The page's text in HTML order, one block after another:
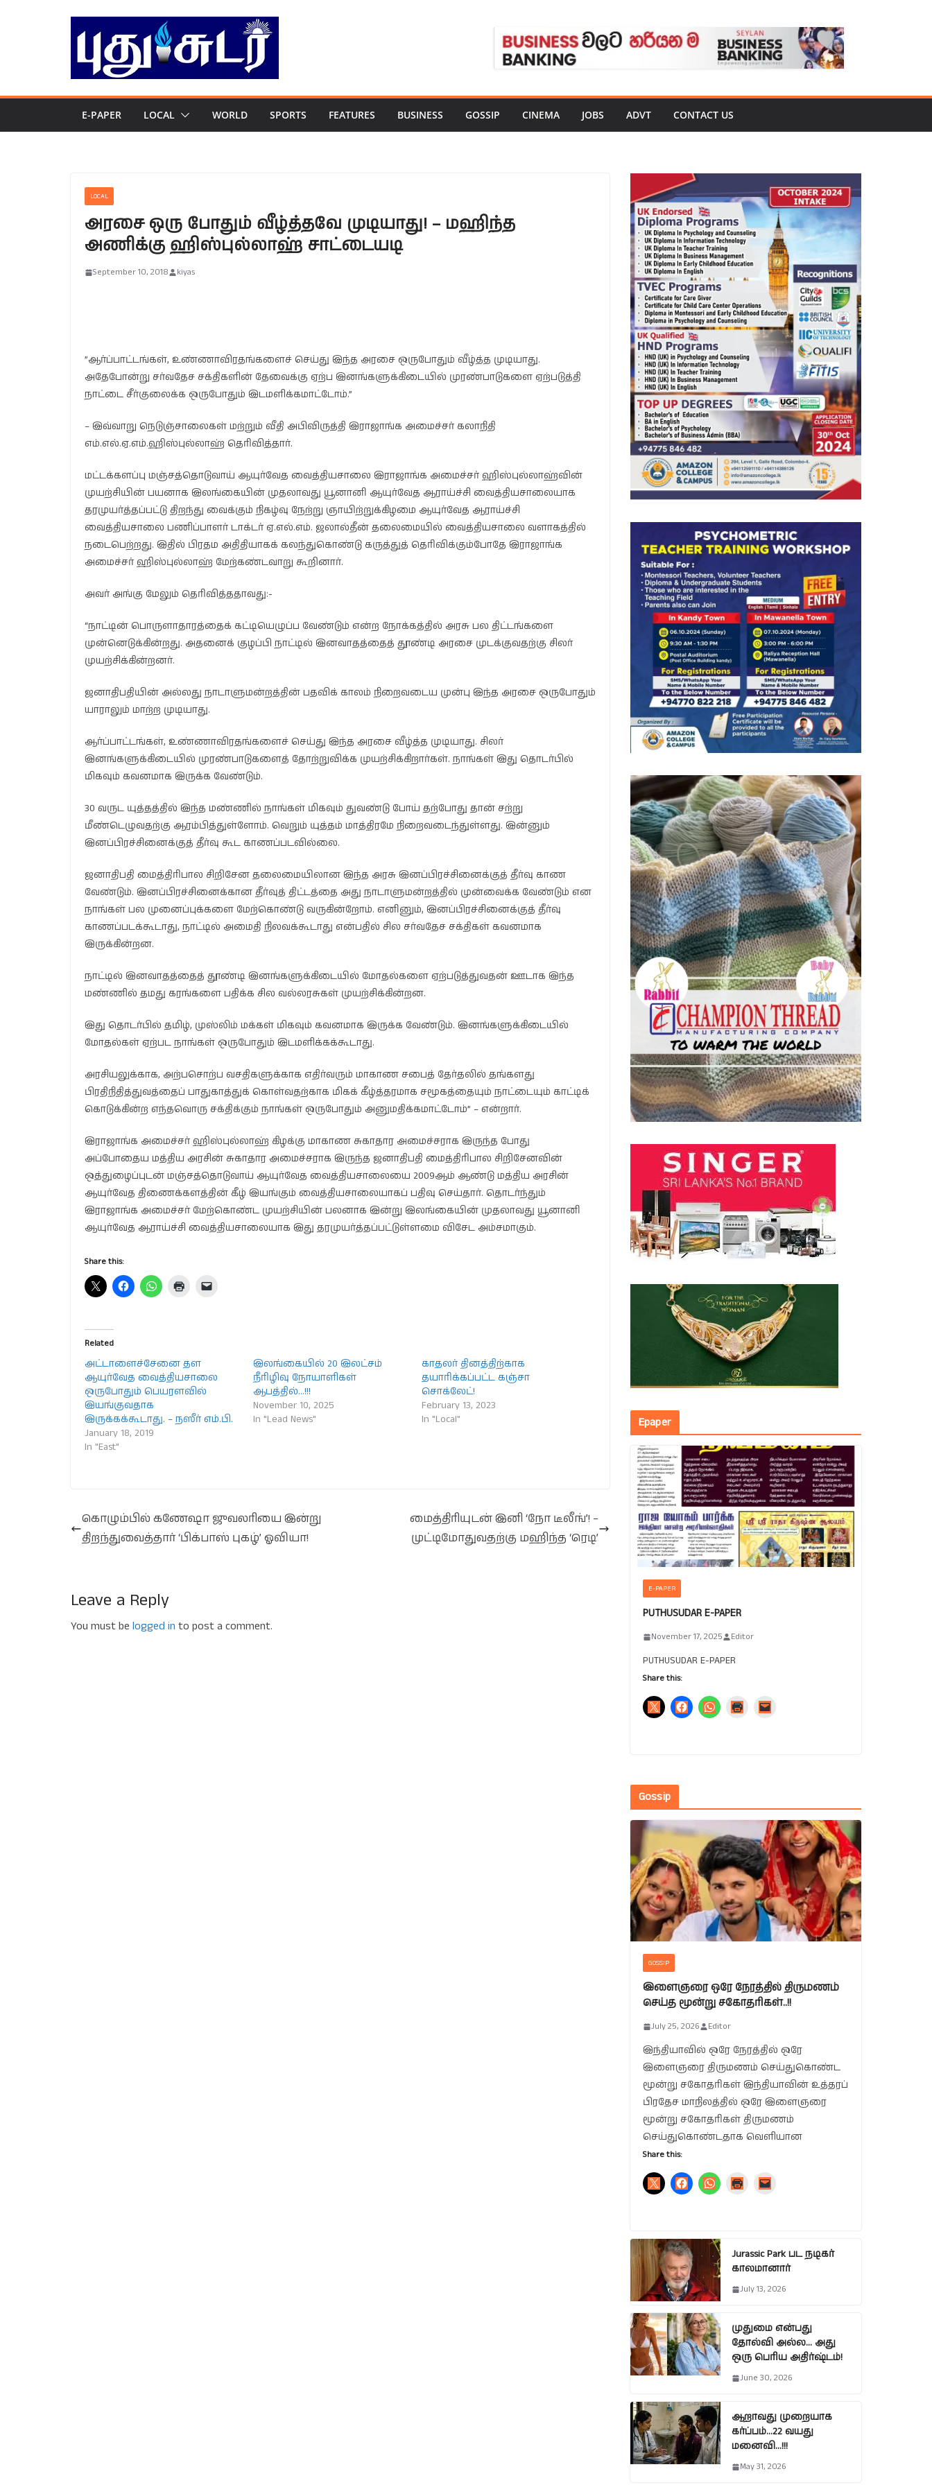
E-PAPER LOCAL WORLD SPORTS FEATURES BUSINESS GOSSIP CINEMA JOBS ADVT CONTACT US
LOCAL
அரசை ஒரு போதும் வீழ்த்தவே முடியாது! – மஹிந்த
அணிக்கு ஹிஸ்புல்லாஹ் சாட்டையடி
September 10, 2018 kiyas
”ஆர்ப்பாட்டங்கள், உண்ணாவிரதங்களைச் செய்து இந்த அரசை ஒருபோதும் வீழ்த்த முடியாது.
அதேபோன்று சர்வதேச சக்திகளின் தேவைக்கு ஏற்ப இனங்களுக்கிடையில் முரண்பாடுகளை ஏற்படுத்தி
நாட்டை சீர்குலைக்க ஒருபோதும் இடமளிக்கமாட்டோம்.”
– இவ்வாறு நெடுஞ்சாலைகள் மற்றும் வீதி அபிவிருத்தி இராஜாங்க அமைச்சர் கலாநிதி
எம்.எல்.ஏ.எம்.ஹிஸ்புல்லாஹ் தெரிவித்தார்.
மட்டக்களப்பு மஞ்சத்தொடுவாய் ஆயுர்வேத வைத்தியசாலை இராஜாங்க அமைச்சர் ஹிஸ்புல்லாஹ்வின்
முயற்சியின் பயனாக இலங்கையின் முதலாவது யூனானி ஆயுர்வேத ஆராய்ச்சி வைத்தியசாலையாக
தரமுயர்த்தப்பட்டு திறந்து வைக்கும் நிகழ்வு நேற்று ஞாயிற்றுக்கிழமை ஆயுர்வேத ஆராய்ச்சி
வைத்தியசாலை பணிப்பாளர் டாக்டர் ஏ.எல்.எம். ஜலால்தீன் தலைமையில் வைத்தியசாலை வளாகத்தில்
நடைபெற்றது. இதில் பிரதம அதிதியாகக் கலந்துகொண்டு கருத்துத் தெரிவிக்கும்போதே இராஜாங்க
அமைச்சர் ஹிஸ்புல்லாஹ் மேற்கண்டவாறு கூறினார்.
அவர் அங்கு மேலும் தெரிவித்ததாவது:-
“நாட்டின் பொருளாதாரத்தைக் கட்டியெழுப்ப வேண்டும் என்ற நோக்கத்தில் அரசு பல திட்டங்களை
முன்னெடுக்கின்றது. அதனைக் குழப்பி நாட்டில் இனவாதத்தைத் தூண்டி அரசை முடக்குவதற்கு சிலர்
முயற்சிக்கின்றனர்.
ஜனாதிபதியின் அல்லது நாடாளுமன்றத்தின் பதவிக் காலம் நிறைவடைய முன்பு இந்த அரசை ஒருபோதும்
யாராலும் மாற்ற முடியாது.
ஆர்ப்பாட்டங்கள், உண்ணாவிரதங்களைச் செய்து இந்த அரசை வீழ்த்த முடியாது. சிலர்
இனங்களுக்கிடையில் முரண்பாடுகளைத் தோற்றுவிக்க முயற்சிக்கிறார்கள். நாங்கள் இது தொடர்பில்
மிகவும் கவனமாக இருக்க வேண்டும்.
30 வருட யுத்தத்தில் இந்த மண்ணில் நாங்கள் மிகவும் துவண்டு போய் தற்போது தான் சற்று
மீண்டெழுவதற்கு ஆரம்பித்துள்ளோம். வெறும் யுத்தம் மாத்திரமே நிறைவடைந்துள்ளது. இன்னும்
இனப்பிரச்சினைக்குத் தீர்வு கூட காணப்படவில்லை.
ஜனாதிபதி மைத்திரிபால சிறிசேன தலைமையிலான இந்த அரசு இனப்பிரச்சினைக்குத் தீர்வு காண
வேண்டும். இனப்பிரச்சினைக்கான தீர்வுத் திட்டத்தை அது நாடாளுமன்றத்தில் முன்வைக்க வேண்டும் என
நாங்கள் பல முனைப்புக்களை மேற்கொண்டு வருகின்றோம். எனினும், இனப்பிரச்சினைக்குத் தீர்வு
காணப்படக்கூடாது, நாட்டில் அமைதி நிலவக்கூடாது என்பதில் சில சர்வதேச சக்திகள் கவனமாக
இருக்கின்றன.
நாட்டில் இனவாதத்தைத் தூண்டி இனங்களுக்கிடையில் மோதல்களை ஏற்படுத்துவதன் ஊடாக இந்த
மண்ணில் தமது கரங்களை பதிக்க சில வல்லரசுகள் முயற்சிக்கின்றன.
இது தொடர்பில் தமிழ், முஸ்லிம் மக்கள் மிகவும் கவனமாக இருக்க வேண்டும். இனங்களுக்கிடையில்
மோதல்கள் ஏற்பட நாங்கள் ஒருபோதும் இடமளிக்கக்கூடாது.
அரசியலுக்காக, அற்பசொற்ப வசதிகளுக்காக எதிர்வரும் மாகாண சபைத் தேர்தலில் தங்களது
பிரதிநிதித்துவத்தைப் பாதுகாத்துக் கொள்வதற்காக மிகக் கீழ்த்தரமாக சமூகத்தையும் நாட்டையும் காட்டிக்
கொடுக்கின்ற எந்தவொரு சக்திக்கும் நாங்கள் ஒருபோதும் அனுமதிக்கமாட்டோம்” – என்றார்.
இராஜாங்க அமைச்சர் ஹிஸ்புல்லாஹ் கிழக்கு மாகாண சுகாதார அமைச்சராக இருந்த போது
அப்போதைய மத்திய அரசின் சுகாதார அமைச்சராக இருந்த ஜனாதிபதி மைத்திரிபால சிறிசேனவின்
ஒத்துழைப்புடன் மஞ்சத்தொடுவாய் ஆயுர்வேத வைத்தியசாலையை 2009ஆம் ஆண்டு மத்திய அரசின்
ஆயுர்வேத திணைக்களத்தின் கீழ் இயங்கும் வைத்தியசாலையாகப் பதிவு செய்தார். தொடர்ந்தும்
இராஜாங்க அமைச்சர் மேற்கொண்ட முயற்சியின் பலனாக இன்று இலங்கையின் முதலாவது யூனானி
ஆயுர்வேத ஆராய்ச்சி வைத்தியசாலையாக இது தரமுயர்த்தப்பட்டுள்ளமை விசேட அம்சமாகும்.
Share this:
Related
அட்டாளைச்சேனை தள
ஆயுர்வேத வைத்தியசாலை
ஒருபோதும் பெயரளவில்
இயங்குவதாக
இருக்கக்கூடாது. – நஸீர் எம்.பி.
January 18, 2019
In "East"
இலங்கையில் 20 இலட்சம்
நீரிழிவு நோயாளிகள்
ஆபத்தில்…!!!
November 10, 2025
In "Lead News"
காதலர் தினத்திற்காக
தயாரிக்கப்பட்ட கஞ்சா
சொக்லேட்!
February 13, 2023
In "Local"
கொழும்பில் கணேஷா ஜுவலரியை இன்று
திறந்துவைத்தார் ‘பிக்பாஸ் புகழ்’ ஓவியா!
மைத்திரியுடன் இனி ‘நோ டீலீங்’! –
முட்டிமோதுவதற்கு மஹிந்த ‘ரெடி’
Leave a Reply
You must be logged in to post a comment.
Epaper
E-PAPER
PUTHUSUDAR E-PAPER
November 17, 2025 Editor
PUTHUSUDAR E-PAPER
Share this:
Gossip
GOSSIP
இளைஞரை ஒரே நேரத்தில் திருமணம்
செய்த மூன்று சகோதரிகள்..!!
July 25, 2026 Editor
இந்தியாவில் ஒரே நேரத்தில் ஒரே
இளைஞரை திருமணம் செய்துகொண்ட
மூன்று சகோதரிகள் இந்தியாவின் உத்தரப்
பிரதேச மாநிலத்தில் ஒரே இளைஞரை
மூன்று சகோதரிகள் திருமணம்
செய்துகொண்டதாக வெளியான
Share this:
Jurassic Park பட நடிகர்
காலமானார்
July 13, 2026
முதுமை என்பது
தோல்வி அல்ல… அது
ஒரு பெரிய அதிர்ஷ்டம்!
June 30, 2026
ஆறாவது முறையாக
கர்ப்பம்…22 வயது
மனைவி…!!!
May 31, 2026